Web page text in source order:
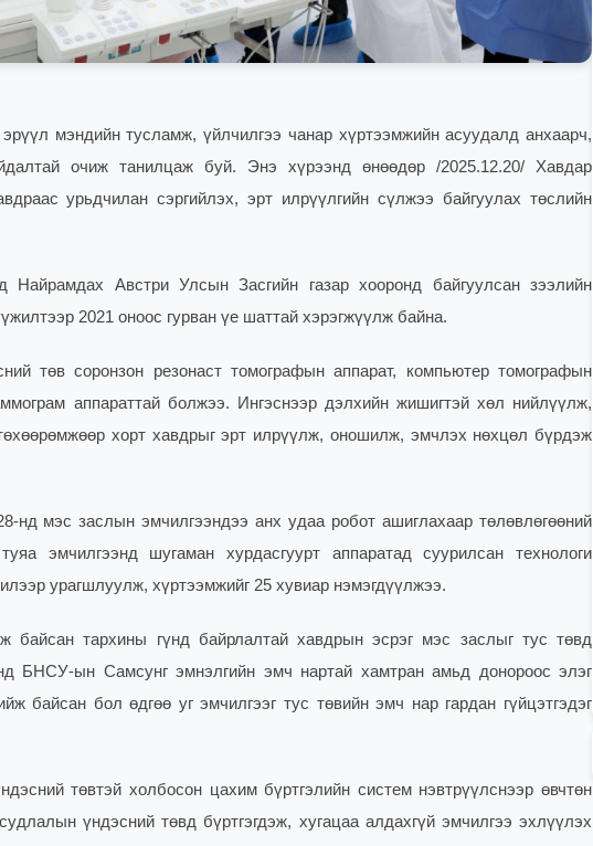
мэндийн тусламж, үйлчилгээ чанар хүртээмжийн асуудалд анхаарч,
очиж танилцаж буй. Энэ хүрээнд өнөөдөр /2025.12.20/ Хавдар
урьдчилан сэргийлэх, эрт илрүүлгийн сүлжээ байгуулах төслийн
Найрамдах Австри Улсын Засгийн газар хооронд байгуулсан зээлийн
2021 оноос гурван үе шаттай хэрэгжүүлж байна.
төв соронзон резонаст томографын аппарат, компьютер томографын
аппараттай болжээ. Ингэснээр дэлхийн жишигтэй хөл нийлүүлж,
хорт хавдрыг эрт илрүүлж, оношилж, эмчлэх нөхцөл бүрдэж
нд мэс заслын эмчилгээндээ анх удаа робот ашиглахаар төлөвлөгөөний
эмчилгээнд шугаман хурдасгуурт аппаратад суурилсан технологи
урагшлуулж, хүртээмжийг 25 хувиар нэмэгдүүлжээ.
байсан тархины гүнд байрлалтай хавдрын эсрэг мэс заслыг тус төвд
БНСУ-ын Самсунг эмнэлгийн эмч нартай хамтран амьд донороос элэг
байсан бол өдгөө уг эмчилгээг тус төвийн эмч нар гардан гүйцэтгэдэг
төвтэй холбосон цахим бүртгэлийн систем нэвтрүүлснээр өвчтөн
үндэсний төвд бүртгэгдэж, хугацаа алдахгүй эмчилгээ эхлүүлэх